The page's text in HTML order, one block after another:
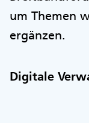
um Themen
ergänzen.
Digitale